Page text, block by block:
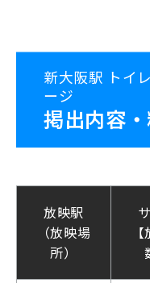
新幹線
車内
広告
新幹線
駅広
新大阪駅 トイ
ージ
掲出内容
放映駅
（放映場
所）